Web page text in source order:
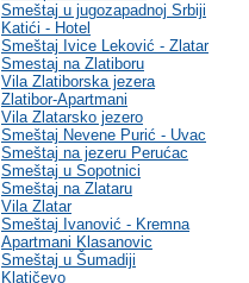
Smeštaj u jugozapadnoj Srbiji
Katići - Hotel
Smeštaj Ivice Leković - Zlatar
Smestaj na Zlatiboru
Vila Zlatiborska jezera
Zlatibor-Apartmani
Vila Zlatarsko jezero
Smeštaj Nevene Purić - Uvac
Smeštaj na jezeru Perućac
Smeštaj u Sopotnici
Smeštaj na Zlataru
Vila Zlatar
Smeštaj Ivanović - Kremna
Apartmani Klasanovic
Smeštaj u Šumadiji
Klatičevo